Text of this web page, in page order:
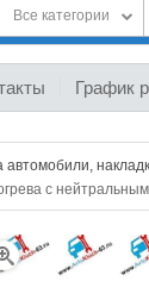
Все категории
График
автомобили,
с